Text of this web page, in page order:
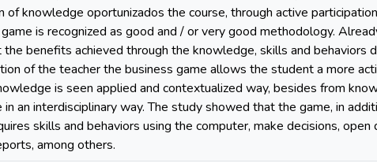
of knowledge oportunizados the course, through active
is recognized as good and / or very good methodology.
the benefits achieved through the knowledge, skills and behaviors
of the teacher the business game allows the student a more
is seen applied and contextualized way, besides from
an interdisciplinary way. The study showed that the game, in
skills and behaviors using the computer, make decisions, open
among others.